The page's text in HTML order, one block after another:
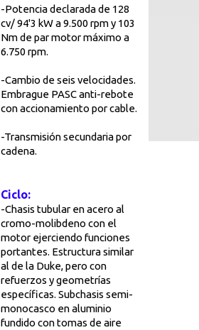
-Potencia declarada de 128
cv/ 94'3 kW a 9.500 rpm y 103
Nm de par motor máximo a
6.750 rpm.
-Cambio de seis velocidades.
Embrague PASC anti-rebote
con accionamiento por cable.
-Transmisión secundaria por
cadena.
Ciclo:
-Chasis tubular en acero al
cromo-molibdeno con el
motor ejerciendo funciones
portantes. Estructura similar
al de la Duke, pero con
refuerzos y geometrías
específicas. Subchasis semi-
monocasco en aluminio
fundido con tomas de aire